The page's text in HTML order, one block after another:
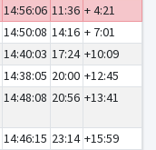
14:56:06 11:36 + 4:21
14:50:08 14:16 + 7:01
14:40:03 17:24 +10:09
14:38:05 20:00 +12:45
14:48:08 20:56 +13:41
14:46:15 23:14 +15:59